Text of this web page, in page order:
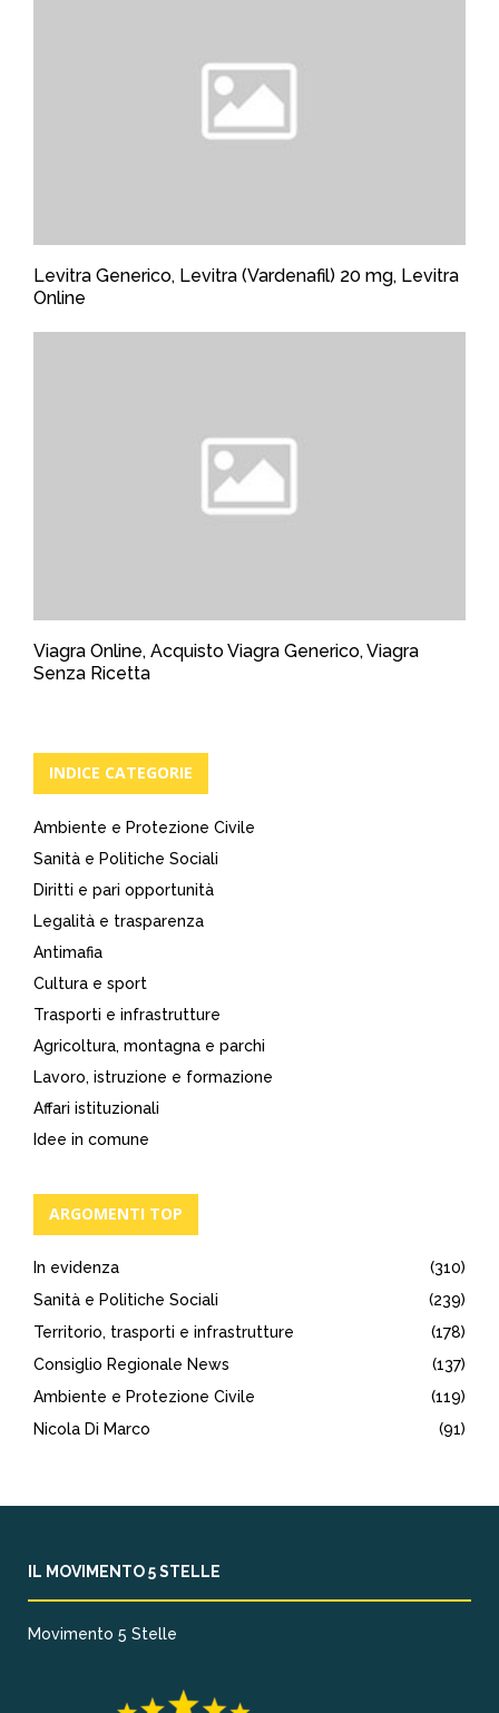
Levitra Generico, Levitra (Vardenafil) 20 mg, Levitra
Online
Viagra Online, Acquisto Viagra Generico, Viagra
Senza Ricetta
INDICE CATEGORIE
Ambiente e Protezione Civile
Sanità e Politiche Sociali
Diritti e pari opportunità
Legalità e trasparenza
Antimafia
Cultura e sport
Trasporti e infrastrutture
Agricoltura, montagna e parchi
Lavoro, istruzione e formazione
Affari istituzionali
Idee in comune
ARGOMENTI TOP
In evidenza
(310)
Sanità e Politiche Sociali
(239)
Territorio, trasporti e infrastrutture
(178)
Consiglio Regionale News
(137)
Ambiente e Protezione Civile
(119)
Nicola Di Marco
(91)
IL MOVIMENTO 5 STELLE
Movimento 5 Stelle